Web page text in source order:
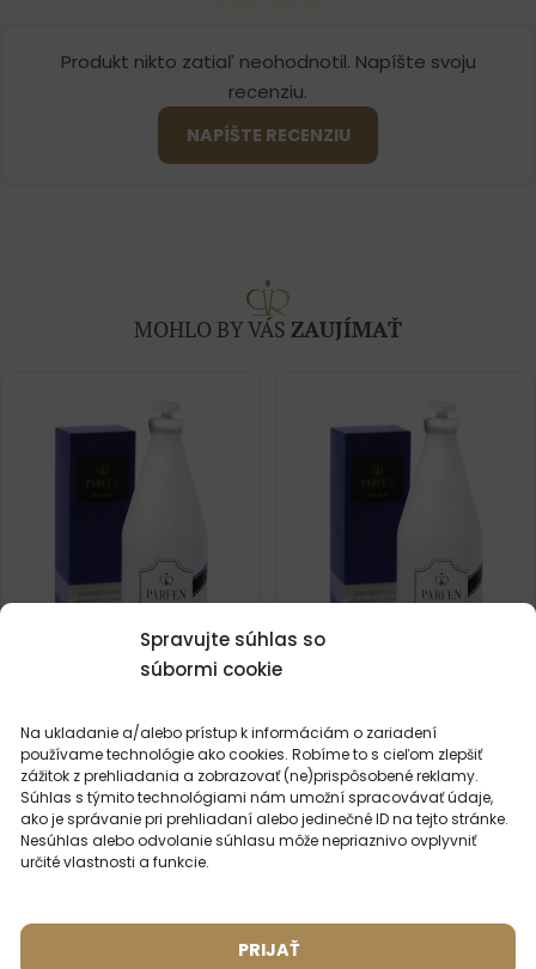
Spravujte súhlas so
súbormi cookie
Na ukladanie a/alebo prístup k informáciám o zariadení
používame technológie ako cookies. Robíme to s cieľom zlepšiť
zážitok z prehliadania a zobrazovať (ne)prispôsobené reklamy.
Súhlas s týmito technológiami nám umožní spracovávať údaje,
ako je správanie pri prehliadaní alebo jedinečné ID na tejto stránke.
Nesúhlas alebo odvolanie súhlasu môže nepriaznivo ovplyvniť
určité vlastnosti a funkcie.
PRIJAŤ
Produkt nikto zatiaľ neohodnotil. Napíšte svoju
recenziu.
NAPÍŠTE RECENZIU
MOHLO BY VÁS ZAUJÍMAŤ
Inšpirované vôňou:
HUGO BOSS - BOSS
BOTTLED
7,99€
Inšpirované vôňou:
CREED - AVENTUS
7,99€